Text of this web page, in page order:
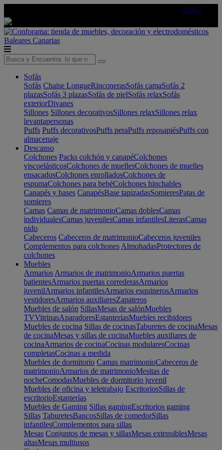
AQUÍ
Baleares Canarias
Sofás
Sofás Chaise LongueRinconerasSofás camaSofás 2
plazasSofás 3 plazasSofás de pielSofás relaxSofás
exteriorDivanes
Sillones Sillones decorativosSillones relaxSillones relax
levantapersonas
Puffs Puffs decorativosPuffs peraPuffs reposapiésPuffs con
almacenaje
Descanso
Colchones Packs colchón y canapéColchones
viscoelásticosColchones de muellesColchones de muelles
ensacadosColchones enrolladosColchones de
espumaColchones para bebéColchones hinchables
Canapés y bases CanapésBase tapizadasSomieresPatas de
somieres
Camas Camas de matrimonioCamas doblesCamas
individualesCamas juvenilesCamas infantilesLiterasCamas
nido
Cabeceros Cabeceros de matrimonioCabeceros juveniles
Complementos para colchones AlmohadasProtectores de
colchones
Muebles
Armarios Armarios de matrimonioArmarios puertas
batientesArmarios puertas correderasArmarios
juvenilArmarios infantilesArmarios esquinerosArmarios
vestidoresArmarios auxiliaresZapateros
Muebles de salón SillasMesas de salónMuebles
TVVitrinasAparadoresEstanteriasMuebles recibidores
Muebles de cocina Sillas de cocinasTaburetes de cocinaMesas
de cocinaMesas y sillas de cocinaMuebles auxiliares de
cocinaArmarios de cocinaCocinas modularesCocinas
completasCocinas a medida
Muebles de dormitorio Camas matrimonioCabeceros de
matrimonioArmarios de matrimonioMesitas de
nocheComodasMuebles de dormitorio juvenil
Muebles de oficina y teletrabajo EscritoriosSillas de
escritorioEstanterías
Muebles de Gaming Sillas gamingEscritorios gaming
Sillas TaburetesBancosSillas de comedorSillas
infantilesComplementos para sillas
Mesas Conjuntos de mesas y sillasMesas extensiblesMesas
altasMesas multiusos